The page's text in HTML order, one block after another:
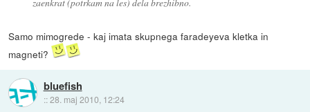
zaenkrat (potrkam na les) dela brezhibno.
Samo mimogrede - kaj imata skupnega faradeyeva kletka in
magneti?
bluefish
::28. maj 2010, 12:24